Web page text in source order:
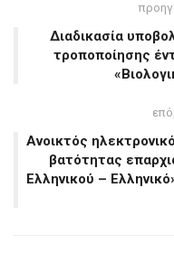
Διαδικασία
τροποποίησης
Ανοικτός
βατότητας
Ελληνικού –